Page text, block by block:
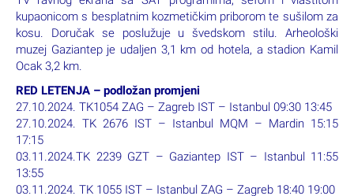
kupaonicom s besplatnim kozmetičkim priborom te sušilom za
kosu. Doručak se poslužuje u švedskom stilu. Arheološki
muzej Gaziantep je udaljen 3,1 km od hotela, a stadion Kamil
Ocak 3,2 km.
RED LETENJA – podložan promjeni
27.10.2024. TK1054 ZAG – Zagreb IST – Istanbul 09:30 13:45
27.10.2024. TK 2676 IST – Istanbul MQM – Mardin 15:15
17:15
03.11.2024.TK 2239 GZT – Gaziantep IST – Istanbul 11:55
13:55
03.11.2024. TK 1055 IST – Istanbul ZAG – Zagreb 18:40 19:00